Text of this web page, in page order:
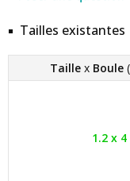
Tailles existantes
Taille x Boule
1.2 x 4